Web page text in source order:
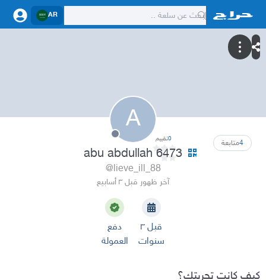
AR
A
4متابعة 0تقييم
abu abdullah 6473
@lieve_ill_88
آخر ظهور قبل ٣ أسابيع
قبل ٣
سنوات
دفع
العمولة
كيف كانت تجربتك؟